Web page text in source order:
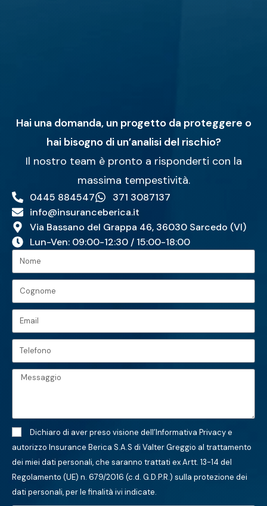
Hai una domanda, un progetto da proteggere o
hai bisogno di un’analisi del rischio?
Il nostro team è pronto a risponderti con la
massima tempestività.
0445 884547
371 3087137
info@insuranceberica.it
Via Bassano del Grappa 46, 36030 Sarcedo (VI)
Lun-Ven: 09:00-12:30 / 15:00-18:00
Dichiaro di aver preso visione dell’Informativa Privacye
autorizzo Insurance Berica S.A.S di Valter Greggio al trattamento
dei miei dati personali, che saranno trattati ex Artt. 13-14 del
Regolamento (UE) n. 679/2016 (c.d. G.D.P.R.) sulla protezione dei
dati personali, per le finalità ivi indicate.